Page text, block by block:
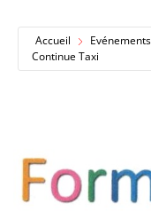
Accueil
Continue Taxi